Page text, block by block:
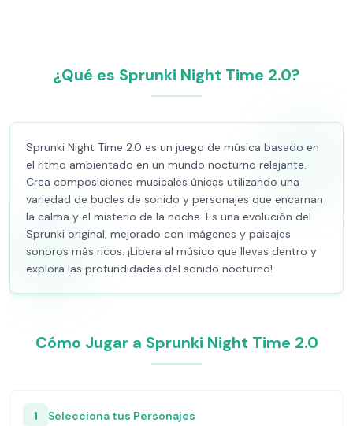
¿Qué es Sprunki Night Time 2.0?
Sprunki Night Time 2.0 es un juego de música basado en
el ritmo ambientado en un mundo nocturno relajante.
Crea composiciones musicales únicas utilizando una
variedad de bucles de sonido y personajes que encarnan
la calma y el misterio de la noche. Es una evolución del
Sprunki original, mejorado con imágenes y paisajes
sonoros más ricos. ¡Libera al músico que llevas dentro y
explora las profundidades del sonido nocturno!
Cómo Jugar a Sprunki Night Time 2.0
1 Selecciona tus Personajes